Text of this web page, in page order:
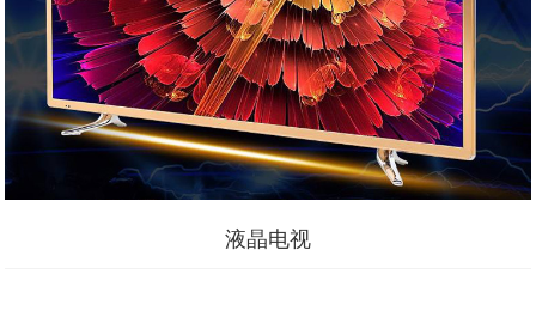
液晶电视